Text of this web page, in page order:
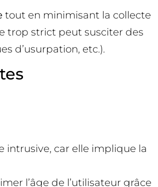
tout en minimisant la collecte
trop strict peut susciter des
d’usurpation, etc.).
intrusive, car elle implique la
l’âge de l’utilisateur grâce